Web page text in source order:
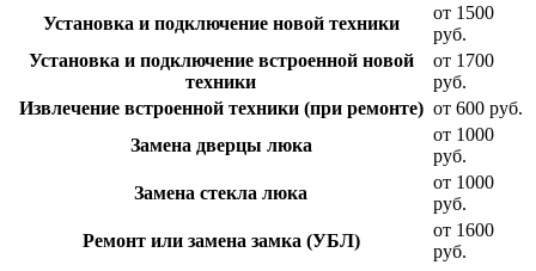
Установка и подключение новой техники
от 1500
руб.
Установка и подключение встроенной новой
техники
от 1700
руб.
Извлечение встроенной техники (при ремонте) от 600 руб.
Замена дверцы люка
от 1000
руб.
Замена стекла люка
от 1000
руб.
Ремонт или замена замка (УБЛ)
от 1600
руб.